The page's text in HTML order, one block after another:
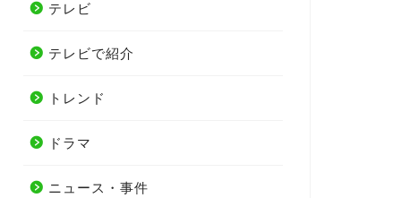
テレビ
テレビで紹介
トレンド
ドラマ
ニュース・事件